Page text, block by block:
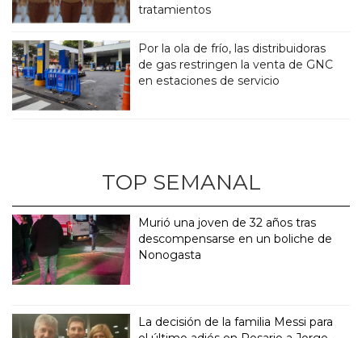
tratamientos
Por la ola de frío, las distribuidoras
de gas restringen la venta de GNC
en estaciones de servicio
TOP SEMANAL
Murió una joven de 32 años tras
descompensarse en un boliche de
Nonogasta
La decisión de la familia Messi para